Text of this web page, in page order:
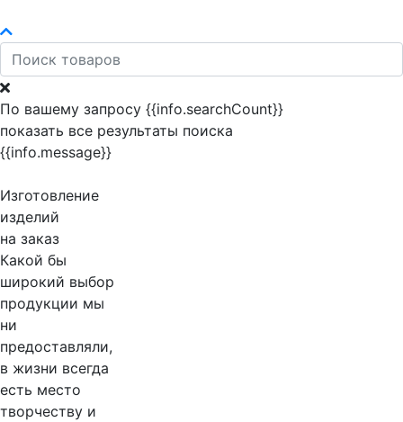
По вашему запросу {{info.searchCount}}
показать все результаты поиска
{{info.message}}
Изготовление
изделий
на заказ
Какой бы
широкий выбор
продукции мы
ни
предоставляли,
в жизни всегда
есть место
творчеству и